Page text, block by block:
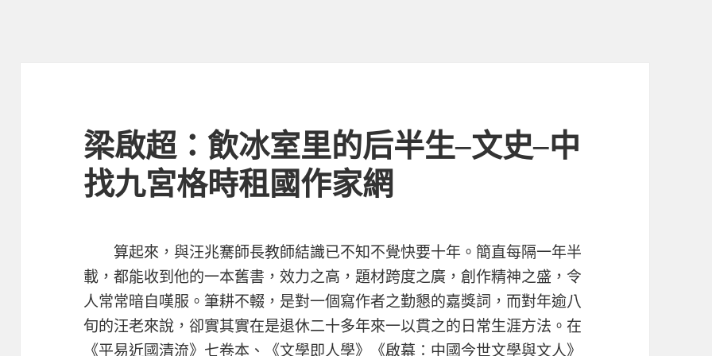
梁啟超：飲冰室里的后半生–文史–中
找九宮格時租國作家網
算起來，與汪兆騫師長教師結識已不知不覺快要十年。簡直每隔一年半
載，都能收到他的一本舊書，效力之高，題材跨度之廣，創作精神之盛，令
人常常暗自嘆服。筆耕不輟，是對一個寫作者之勤懇的嘉獎詞，而對年逾八
旬的汪老來說，卻實其實在是退休二十多年來一以貫之的日常生涯方法。在
《平易近國清流》七卷本、《文學即人學》《啟幕：中國今世文學與文人》